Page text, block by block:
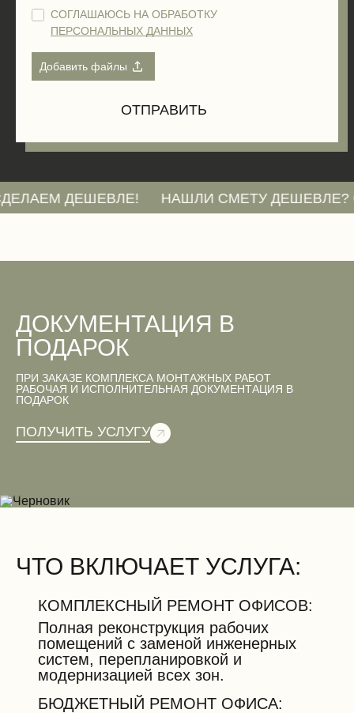
СОГЛАШАЮСЬ НА ОБРАБОТКУ
ПЕРСОНАЛЬНЫХ ДАННЫХ
ДЕШЕВЛЕ! НАШЛИ СМЕТУ ДЕШЕВЛЕ?
ДОКУМЕНТАЦИЯ В
ПОДАРОК
ПРИ ЗАКАЗЕ КОМПЛЕКСА МОНТАЖНЫХ РАБОТ
РАБОЧАЯ И ИСПОЛНИТЕЛЬНАЯ ДОКУМЕНТАЦИЯ В
ПОДАРОК
ПОЛУЧИТЬ УСЛУГУ
ЧТО ВКЛЮЧАЕТ УСЛУГА:
КОМПЛЕКСНЫЙ РЕМОНТ ОФИСОВ:
Полная реконструкция рабочих
помещений с заменой инженерных
систем, перепланировкой и
модернизацией всех зон.
БЮДЖЕТНЫЙ РЕМОНТ ОФИСА: